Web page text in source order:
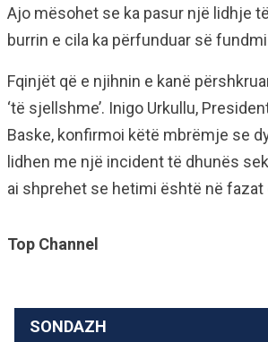
Ajo mësohet se ka pasur një lidhje
burrin e cila ka përfunduar së
Fqinjët që e njihnin e kanë
‘të sjellshme’. Inigo Urkullu,
Baske, konfirmoi këtë mbrëmje se
lidhen me një incident të dhunës
ai shprehet se hetimi është në fazat
Top Channel
SONDAZH